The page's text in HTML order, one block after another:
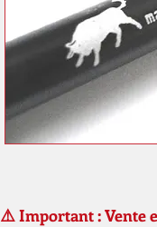
⚠️ Important : Vente